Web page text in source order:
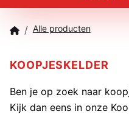
/ Alle producten
KOOPJESKELDER
Ben je op zoek naar
Kijk dan eens in onze